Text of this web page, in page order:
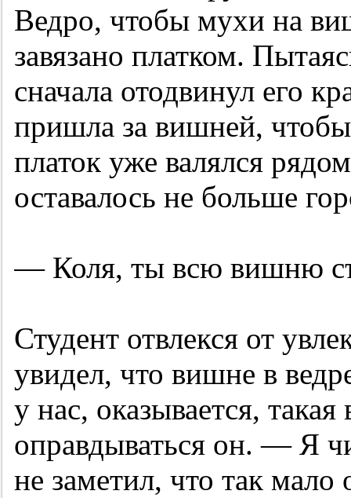
Ведро, чтобы мухи на
завязано платком.
сначала отодвинул его
пришла за вишней, чтобы
платок уже валялся
оставалось не больше
— Коля, ты всю вишню
Студент отвлекся от
увидел, что вишне в
у нас, оказывается,
оправдываться он. — Я
не заметил, что так мало